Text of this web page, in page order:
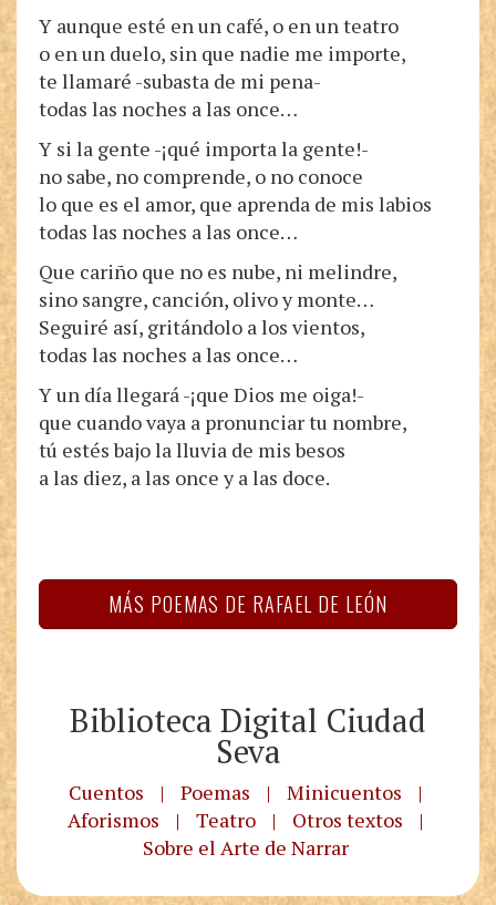
Y aunque esté en un café, o en un teatro
o en un duelo, sin que nadie me importe,
te llamaré -subasta de mi pena-
todas las noches a las once…
Y si la gente -¡qué importa la gente!-
no sabe, no comprende, o no conoce
lo que es el amor, que aprenda de mis labios
todas las noches a las once…
Que cariño que no es nube, ni melindre,
sino sangre, canción, olivo y monte…
Seguiré así, gritándolo a los vientos,
todas las noches a las once…
Y un día llegará -¡que Dios me oiga!-
que cuando vaya a pronunciar tu nombre,
tú estés bajo la lluvia de mis besos
a las diez, a las once y a las doce.
MÁS POEMAS DE RAFAEL DE LEÓN
Biblioteca Digital Ciudad
Seva
Cuentos | Poemas | Minicuentos
|
Aforismos
| Teatro | Otros textos
|
Sobre el Arte de Narrar